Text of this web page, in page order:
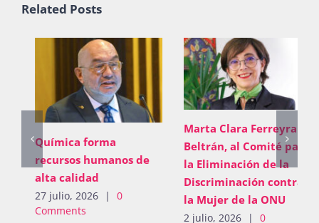
Related Posts
Química forma
recursos humanos de
alta calidad
27 julio, 2026 |
0
Comments
Marta Clara Ferreyra
Beltrán, al Comité para
la Eliminación de la
Discriminación contra
la Mujer de la ONU
2 julio, 2026 | 0